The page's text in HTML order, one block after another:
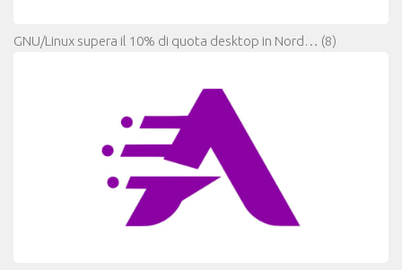
GNU/Linux supera il 10% di quota desktop in Nord… (8)